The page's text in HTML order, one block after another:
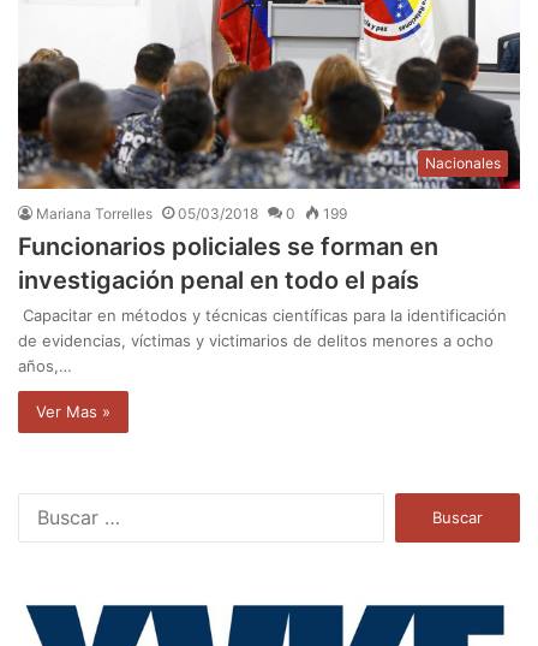
Nacionales
Mariana Torrelles 05/03/2018 0 199
Funcionarios policiales se forman en
investigación penal en todo el país
Capacitar en métodos y técnicas científicas para la identificación
de evidencias, víctimas y victimarios de delitos menores a ocho
años,…
Ver Mas »
a